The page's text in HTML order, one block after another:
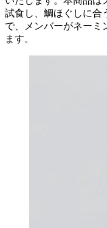
試食し、鯛ほぐしに合
で、メンバーがネーミ
ます。